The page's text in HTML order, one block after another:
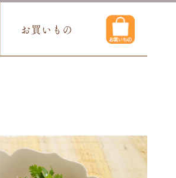
お買いもの